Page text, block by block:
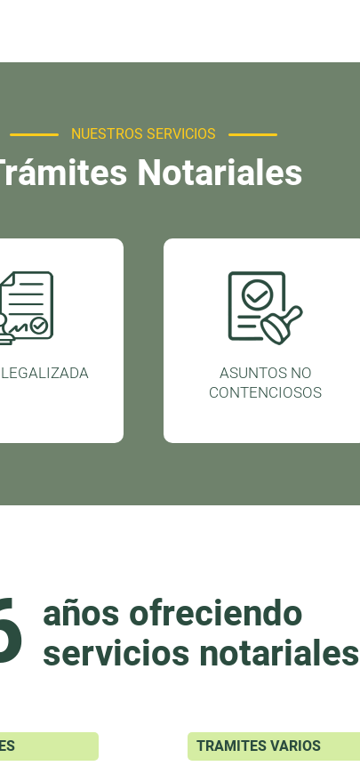
NUESTROS SERVICIOS
Notariales
ASUNTOS NO
CONTENCIOSOS
años ofreciendo
servicios notariales
TRAMITES VARIOS